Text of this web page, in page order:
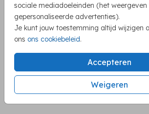
sociale mediadoeleinden (het weergeven
gepersonaliseerde advertenties).
Je kunt jouw toestemming altijd wijzigen
ons ons cookiebeleid.
Accepteren
Weigeren
DE DUIKENBURG